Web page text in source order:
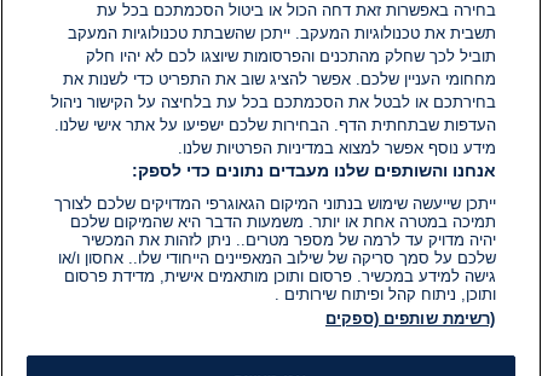
בחירה באפשרות זאת דחה הכול או ביטול הסכמתכם בכל עת
תשבית את טכנולוגיות המעקב. ייתכן שהשבתת טכנולוגיות המעקב
תוביל לכך שחלק מהתכנים והפרסומות שיוצגו לכם לא יהיו חלק
מחחומי העניין שלכם. אפשר להציג שוב את התפריט כדי לשנות את
בחירתכם או לבטל את הסכמתכם בכל עת בלחיצה על הקישור ניהול
העדפות שבתחתית הדף. הבחירות שלכם ישפיעו על אתר אישי שלנו.
מידע נוסף אפשר למצוא במדיניות הפרטיות שלנו.
אנחנו והשותפים שלנו מעבדים נתונים כדי לספק:
ייתכן שייעשה שימוש בנתוני המיקום הגאוגרפי המדויקים שלכם לצורך
תמיכה במטרה אחת או יותר. משמעות הדבר היא שהמיקום שלכם
יהיה מדויק עד לרמה של מספר מטרים.. ניתן לזהות את המכשיר
שלכם על סמך סריקה של שילוב המאפיינים הייחודי שלו.. אחסון ו/או
גישה למידע במכשיר. פרסום ותוכן מותאמים אישית, מדידת פרסום
ותוכן, ניתוח קהל ופיתוח שירותים .
(רשימת שותפים (ספקים